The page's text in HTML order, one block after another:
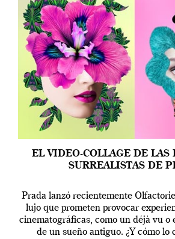
EL VIDEO-COLLAGE DE LAS
SURREALISTAS DE
Prada lanzó recientemente
lujo que prometen provocar
cinematográficas, como un déjà vu o
de un sueño antiguo. ¿Y cómo lo